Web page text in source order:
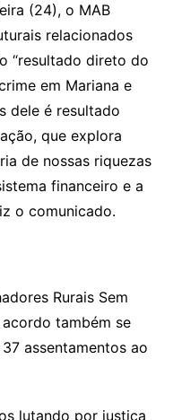
(24), o MAB
relacionados
“resultado direto do
em Mariana e
dele é resultado
que explora
de nossas riquezas
financeiro e a
o comunicado.
Rurais Sem
também se
assentamentos ao
lutando por justiça